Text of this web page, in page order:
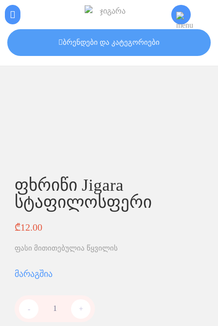
ბრენდები და კატეგორიები
ფხრიწი Jigara
სტაფილოსფერი
₾12.00
ფასი მითითებულია წყვილის
Მარაგშია
- +